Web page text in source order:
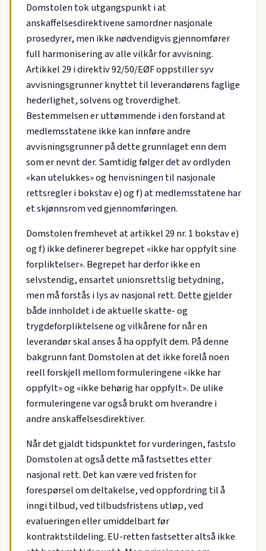
Domstolen tok utgangspunkt i at
anskaffelsesdirektivene samordner nasjonale
prosedyrer, men ikke nødvendigvis gjennomfører
full harmonisering av alle vilkår for avvisning.
Artikkel 29 i direktiv 92/50/EØF oppstiller syv
avvisningsgrunner knyttet til leverandørens faglige
hederlighet, solvens og troverdighet.
Bestemmelsen er uttømmende i den forstand at
medlemsstatene ikke kan innføre andre
avvisningsgrunner på dette grunnlaget enn dem
som er nevnt der. Samtidig følger det av ordlyden
«kan utelukkes» og henvisningen til nasjonale
rettsregler i bokstav e) og f) at medlemsstatene har
et skjønnsrom ved gjennomføringen.
Domstolen fremhevet at artikkel 29 nr. 1 bokstav e)
og f) ikke definerer begrepet «ikke har oppfylt sine
forpliktelser». Begrepet har derfor ikke en
selvstendig, ensartet unionsrettslig betydning,
men må forstås i lys av nasjonal rett. Dette gjelder
både innholdet i de aktuelle skatte- og
trygdeforpliktelsene og vilkårene for når en
leverandør skal anses å ha oppfylt dem. På denne
bakgrunn fant Domstolen at det ikke forelå noen
reell forskjell mellom formuleringene «ikke har
oppfylt» og «ikke behørig har oppfylt». De ulike
formuleringene var også brukt om hverandre i
andre anskaffelsesdirektiver.
Når det gjaldt tidspunktet for vurderingen, fastslo
Domstolen at også dette må fastsettes etter
nasjonal rett. Det kan være ved fristen for
forespørsel om deltakelse, ved oppfordring til å
inngi tilbud, ved tilbudsfristens utløp, ved
evalueringen eller umiddelbart før
kontraktstildeling. EU-retten fastsetter altså ikke